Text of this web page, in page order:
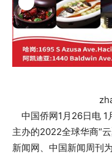
中国侨网1月26日电 1
主办的2022全球华商“
新闻网、中国新闻周刊